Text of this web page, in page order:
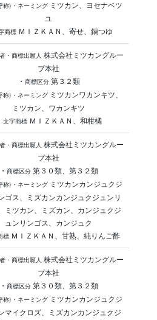
称)・ネーミングミツカン、ヨセナベツ
ユ
商標ＭＩＺＫＡＮ、寄せ、鍋つゆ
・商標出願人 株式会社ミツカングルー
プ本社
・ 商標区分第３２類
称)・ネーミングミツカンワカンキツ、
ミツカン、ワカンキツ
文字商標ＭＩＺＫＡＮ、和柑橘
・商標出願人 株式会社ミツカングルー
プ本社
・ 商標区分第３０類、第３２類
称)・ネーミングミツカンカンジュクジ
ゴス、ミズカンカンジュクジュンリ
ミツカン、ミズカン、カンジュクジ
ュンリンゴス、カンジュク
標ＭＩＺＫＡＮ、甘熟、純りんご酢
・商標出願人 株式会社ミツカングルー
プ本社
・ 商標区分第３０類、第３２類
称)・ネーミングミツカンカンジュクジ
マイクロズ、ミズカンカンジュクジ